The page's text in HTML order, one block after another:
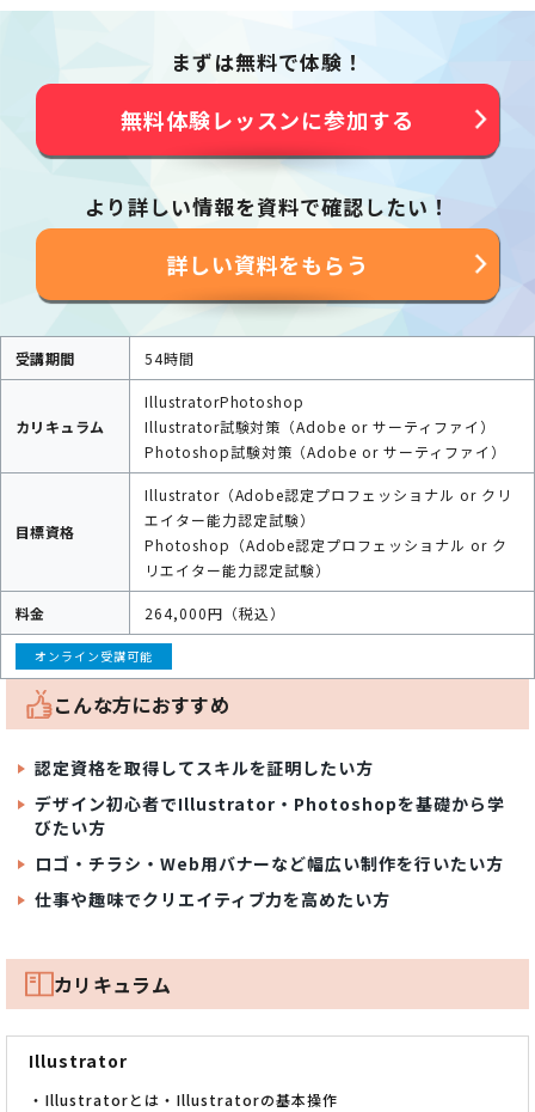
まずは無料で体験！
無料体験レッスンに参加する
より詳しい情報を資料で確認したい！
詳しい資料をもらう
受講期間 54時間
カリキュラム
IllustratorPhotoshop
Illustrator試験対策（Adobe or サーティファイ）
Photoshop試験対策（Adobe or サーティファイ）
目標資格
Illustrator（Adobe認定プロフェッショナル or クリ
エイター能力認定試験）
Photoshop（Adobe認定プロフェッショナル or ク
リエイター能力認定試験）
料金 264,000円（税込）
オンライン受講可能
こんな方におすすめ
認定資格を取得してスキルを証明したい方
デザイン初心者でIllustrator・Photoshopを基礎から学
びたい方
ロゴ・チラシ・Web用バナーなど幅広い制作を行いたい方
仕事や趣味でクリエイティブ力を高めたい方
カリキュラム
Illustrator
Illustratorとは
Illustratorの基本操作